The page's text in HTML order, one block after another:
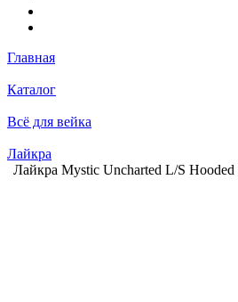
Главная
Каталог
Всё для вейка
Лайкра
Лайкра Mystic Uncharted L/S Hooded